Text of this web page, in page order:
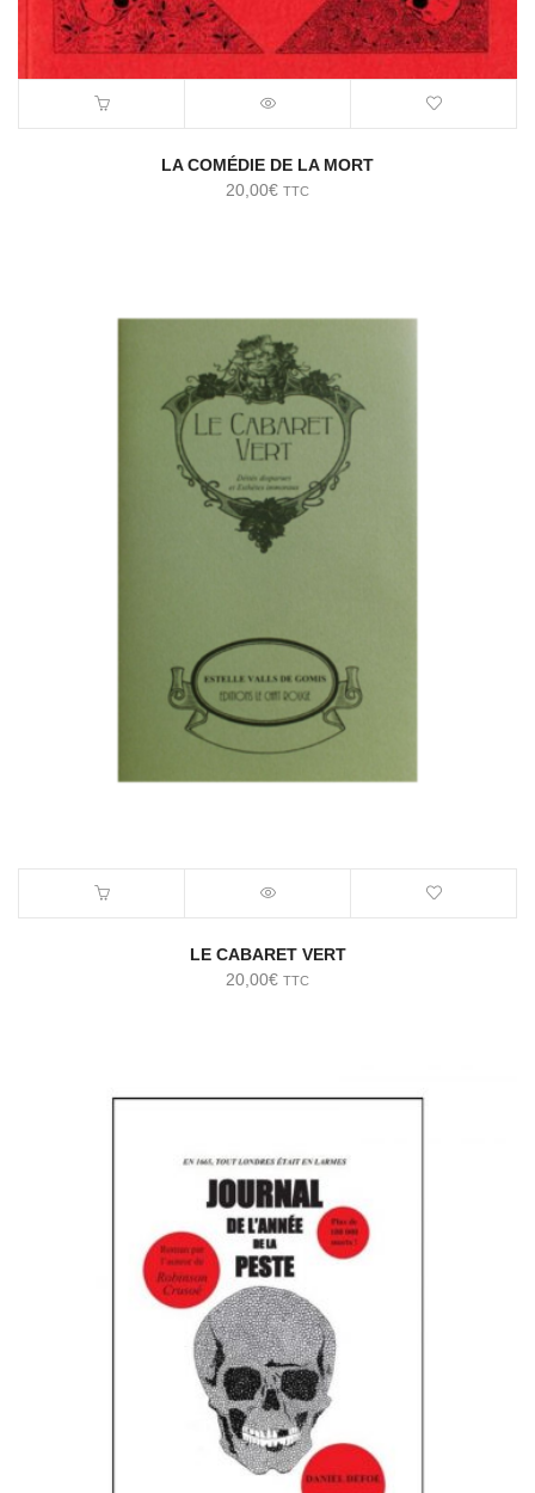
LA COMÉDIE DE LA MORT
20,00€ TTC
LE CABARET VERT
20,00€ TTC